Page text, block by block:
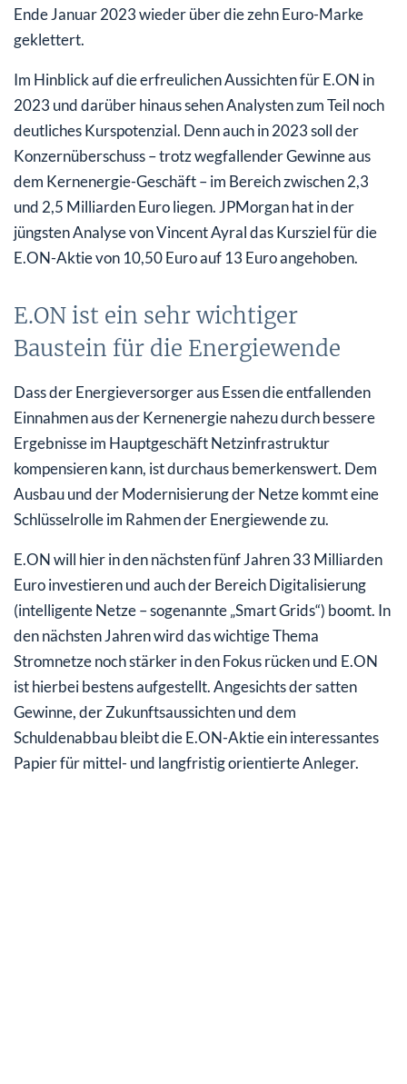
Ende Januar 2023 wieder über die zehn Euro-Marke
geklettert.
Im Hinblick auf die erfreulichen Aussichten für E.ON in
2023 und darüber hinaus sehen Analysten zum Teil noch
deutliches Kurspotenzial. Denn auch in 2023 soll der
Konzernüberschuss – trotz wegfallender Gewinne aus
dem Kernenergie-Geschäft – im Bereich zwischen 2,3
und 2,5 Milliarden Euro liegen. JPMorgan hat in der
jüngsten Analyse von Vincent Ayral das Kursziel für die
E.ON-Aktie von 10,50 Euro auf 13 Euro angehoben.
E.ON ist ein sehr wichtiger
Baustein für die Energiewende
Dass der Energieversorger aus Essen die entfallenden
Einnahmen aus der Kernenergie nahezu durch bessere
Ergebnisse im Hauptgeschäft Netzinfrastruktur
kompensieren kann, ist durchaus bemerkenswert. Dem
Ausbau und der Modernisierung der Netze kommt eine
Schlüsselrolle im Rahmen der Energiewende zu.
E.ON will hier in den nächsten fünf Jahren 33 Milliarden
Euro investieren und auch der Bereich Digitalisierung
(intelligente Netze – sogenannte „Smart Grids“) boomt. In
den nächsten Jahren wird das wichtige Thema
Stromnetze noch stärker in den Fokus rücken und E.ON
ist hierbei bestens aufgestellt. Angesichts der satten
Gewinne, der Zukunftsaussichten und dem
Schuldenabbau bleibt die E.ON-Aktie ein interessantes
Papier für mittel- und langfristig orientierte Anleger.